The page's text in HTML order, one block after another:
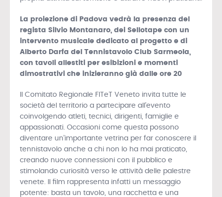
La proiezione di Padova vedrà la presenza del
regista Silvio Montanaro, dei Sellotape con un
intervento musicale dedicato al progetto e di
Alberto Darfa del Tennistavolo Club Sarmeola,
con tavoli allestiti per esibizioni e momenti
dimostrativi che inizieranno già dalle ore 20
Il Comitato Regionale FITeT Veneto invita tutte le
società del territorio a partecipare all’evento
coinvolgendo atleti, tecnici, dirigenti, famiglie e
appassionati. Occasioni come questa possono
diventare un’importante vetrina per far conoscere il
tennistavolo anche a chi non lo ha mai praticato,
creando nuove connessioni con il pubblico e
stimolando curiosità verso le attività delle palestre
venete. Il film rappresenta infatti un messaggio
potente: basta un tavolo, una racchetta e una